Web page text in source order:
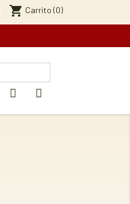
shopping_cart Carrito (0)